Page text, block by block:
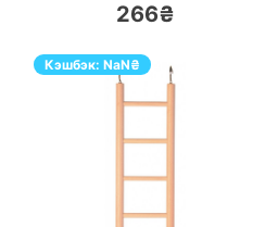
266₴
Кэшбэк: NaN₴
ПЕРЕЙТИ